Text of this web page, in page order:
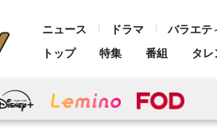
ニュース ドラマ バラエテ
トップ
特集 番組 タレ